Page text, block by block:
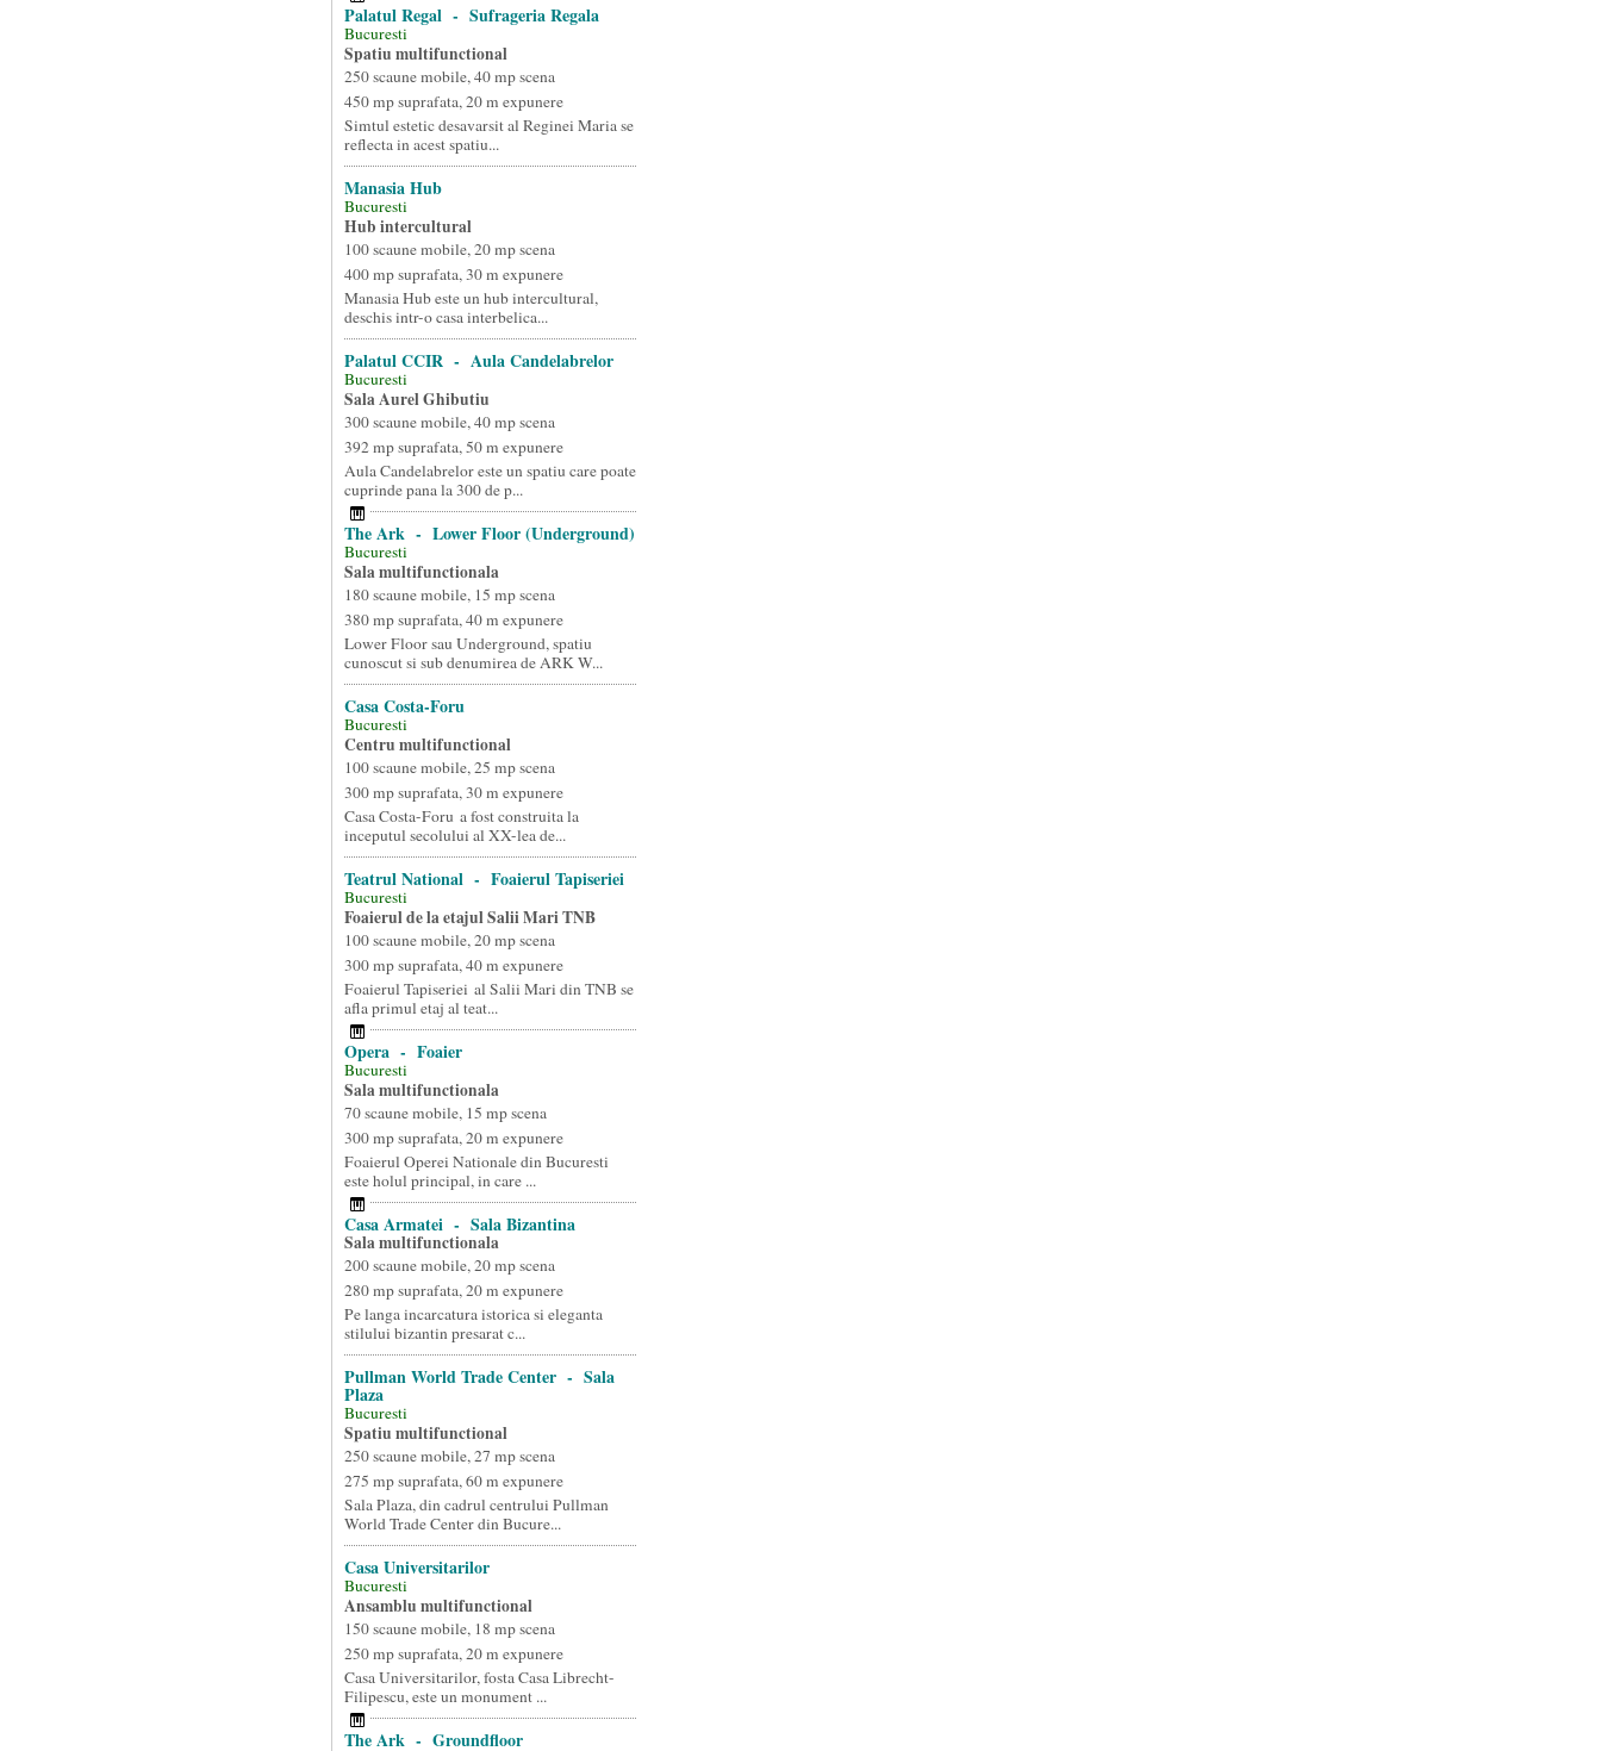
Palatul Regal - Sufrageria Regala
Bucuresti
Spatiu multifunctional
250 scaune mobile, 40 mp scena
450 mp suprafata, 20 m expunere
Simtul estetic desavarsit al Reginei Maria se
reflecta in acest spatiu...
Manasia Hub
Bucuresti
Hub intercultural
100 scaune mobile, 20 mp scena
400 mp suprafata, 30 m expunere
Manasia Hub este un hub intercultural,
deschis intr-o casa interbelica...
Palatul CCIR - Aula Candelabrelor
Bucuresti
Sala Aurel Ghibutiu
300 scaune mobile, 40 mp scena
392 mp suprafata, 50 m expunere
Aula Candelabrelor este un spatiu care poate
cuprinde pana la 300 de p...
The Ark - Lower Floor (Underground)
Bucuresti
Sala multifunctionala
180 scaune mobile, 15 mp scena
380 mp suprafata, 40 m expunere
Lower Floor sau Underground, spatiu
cunoscut si sub denumirea de ARK W...
Casa Costa-Foru
Bucuresti
Centru multifunctional
100 scaune mobile, 25 mp scena
300 mp suprafata, 30 m expunere
Casa Costa-Foru a fost construita la
inceputul secolului al XX-lea de...
Teatrul National - Foaierul Tapiseriei
Bucuresti
Foaierul de la etajul Salii Mari TNB
100 scaune mobile, 20 mp scena
300 mp suprafata, 40 m expunere
Foaierul Tapiseriei al Salii Mari din TNB se
afla primul etaj al teat...
Opera - Foaier
Bucuresti
Sala multifunctionala
70 scaune mobile, 15 mp scena
300 mp suprafata, 20 m expunere
Foaierul Operei Nationale din Bucuresti
este holul principal, in care ...
Casa Armatei - Sala Bizantina
Sala multifunctionala
200 scaune mobile, 20 mp scena
280 mp suprafata, 20 m expunere
Pe langa incarcatura istorica si eleganta
stilului bizantin presarat c...
Pullman World Trade Center - Sala
Plaza
Bucuresti
Spatiu multifunctional
250 scaune mobile, 27 mp scena
275 mp suprafata, 60 m expunere
Sala Plaza, din cadrul centrului Pullman
World Trade Center din Bucure...
Casa Universitarilor
Bucuresti
Ansamblu multifunctional
150 scaune mobile, 18 mp scena
250 mp suprafata, 20 m expunere
Casa Universitarilor, fosta Casa Librecht-
Filipescu, este un monument ...
The Ark - Groundfloor